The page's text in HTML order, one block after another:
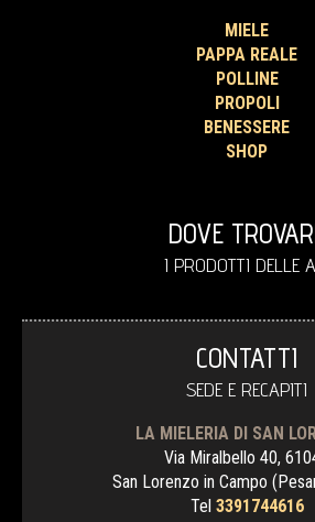
MIELE
PAPPA REALE
POLLINE
PROPOLI
BENESSERE
SHOP
DOVE
I PRODOTTI DELLE
CONTATTI
SEDE E RECAPITI
LA MIELERIA DI SAN
Via Miralbello 40,
San Lorenzo in Campo
Tel 3391744616